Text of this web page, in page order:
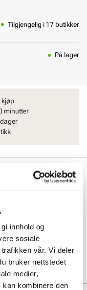
innhold og
sosiale
vår. Vi deler
bruker nettstedet
medier,
kombinere den
Tilgjengelig i 17 butikker
På lager
kjøp
minutter
Group i lekker natur
skulderremmer i
H: 33 cm B: 25 cm.